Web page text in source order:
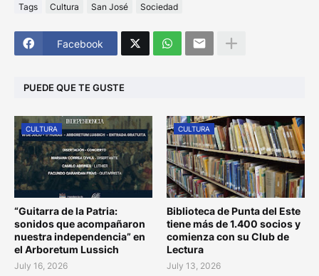
Tags Cultura San José Sociedad
Facebook
PUEDE QUE TE GUSTE
CULTURA
“Guitarra de la Patria:
sonidos que acompañaron
nuestra independencia” en
el Arboretum Lussich
July 16, 2026
CULTURA
Biblioteca de Punta del Este
tiene más de 1.400 socios y
comienza con su Club de
Lectura
July 13, 2026